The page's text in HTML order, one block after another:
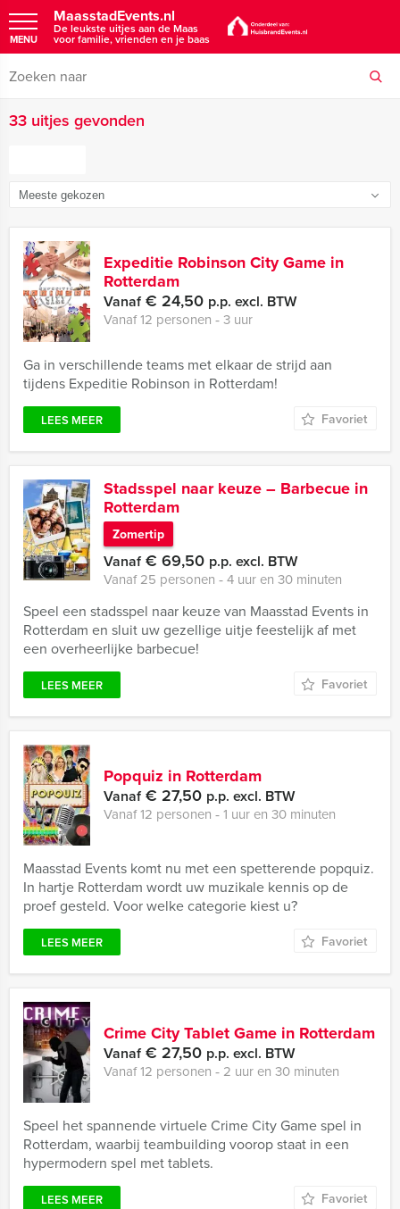
MaasstadEvents.nl
De leukste uitjes aan de Maas
voor familie, vrienden en je baas
MENU
33 uitjes gevonden
Expeditie Robinson City Game in
Rotterdam
Vanaf€ 24,50 p.p. excl. BTW
Vanaf 12 personen ‐ 3 uur
Ga in verschillende teams met elkaar de strijd aan
tijdens Expeditie Robinson in Rotterdam!
LEES MEER Favoriet
Stadsspel naar keuze – Barbecue in
Rotterdam
Zomertip
Vanaf€ 69,50 p.p. excl. BTW
Vanaf 25 personen ‐ 4 uur en 30 minuten
Speel een stadsspel naar keuze van Maasstad Events in
Rotterdam en sluit uw gezellige uitje feestelijk af met
een overheerlijke barbecue!
LEES MEER Favoriet
Popquiz in Rotterdam
Vanaf€ 27,50 p.p. excl. BTW
Vanaf 12 personen ‐ 1 uur en 30 minuten
Maasstad Events komt nu met een spetterende popquiz.
In hartje Rotterdam wordt uw muzikale kennis op de
proef gesteld. Voor welke categorie kiest u?
LEES MEER Favoriet
Crime City Tablet Game in Rotterdam
Vanaf€ 27,50 p.p. excl. BTW
Vanaf 12 personen ‐ 2 uur en 30 minuten
Speel het spannende virtuele Crime City Game spel in
Rotterdam, waarbij teambuilding voorop staat in een
hypermodern spel met tablets.
LEES MEER Favoriet